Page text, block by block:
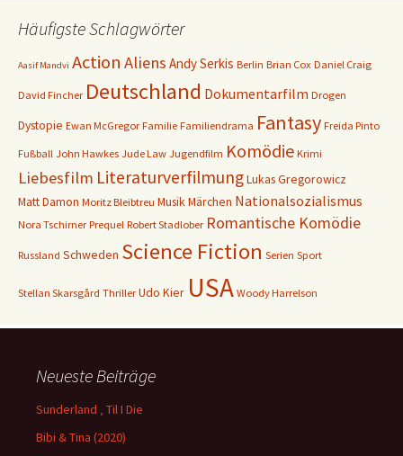
Häufigste Schlagwörter
Aasif Mandvi Action Aliens Andy Serkis Berlin Brian Cox Daniel Craig
David Fincher Deutschland Dokumentarfilm Drogen
Dystopie Ewan McGregor Familie Familiendrama Fantasy Freida Pinto
Fußball John Hawkes Jude Law Jugendfilm Komödie Krimi
Liebesfilm LiteraturverfilmungLukas Gregorowicz
Matt Damon Moritz Bleibtreu MusikMärchen Nationalsozialismus
Nora Tschirner Prequel Robert Stadlober Romantische Komödie
Russland Schweden Science Fiction Serien Sport
Stellan Skarsgård Thriller Udo Kier USA Woody Harrelson
Neueste Beiträge
Sunderland ‚ Til I Die
Bibi & Tina (2020)